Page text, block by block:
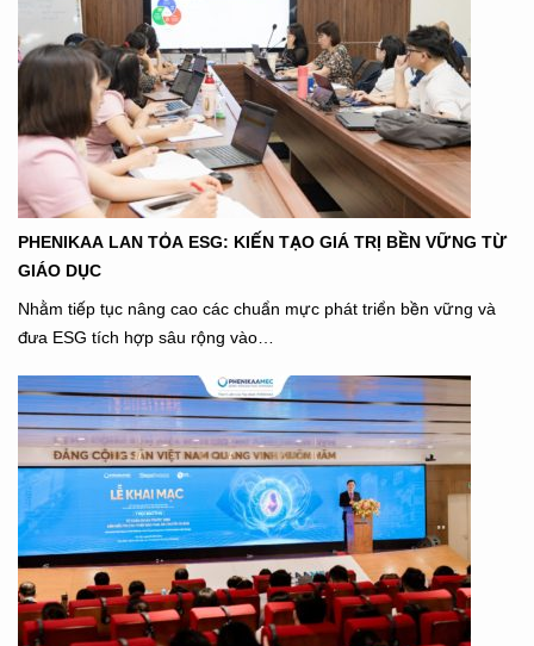
PHENIKAA LAN TỎA ESG: KIẾN TẠO GIÁ TRỊ BỀN VỮNG TỪ
GIÁO DỤC
Nhằm tiếp tục nâng cao các chuẩn mực phát triển bền vững và
đưa ESG tích hợp sâu rộng vào…